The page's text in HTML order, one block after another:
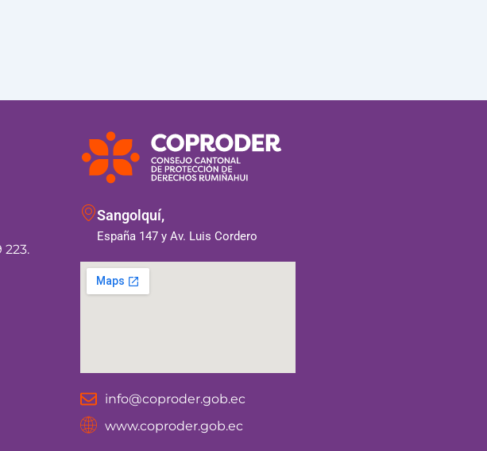
Sangolquí,
España 147 y Av. Luis Cordero
info@coproder.gob.ec
www.coproder.gob.ec